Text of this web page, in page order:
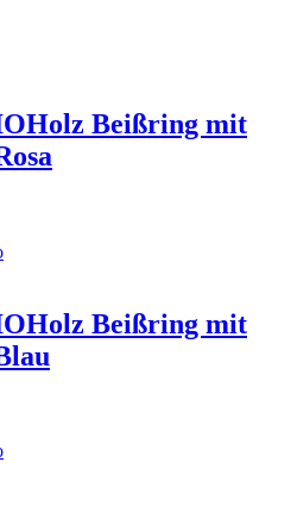
Holz Beißring mit
Holz Beißring mit